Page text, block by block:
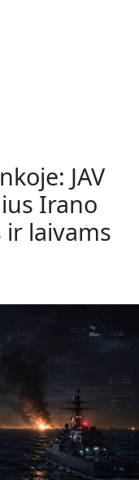
JAV
Irano
laivams